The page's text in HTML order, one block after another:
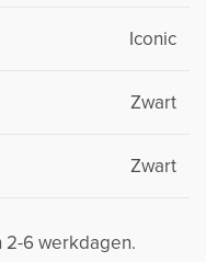
Iconic
Zwart
Zwart
2-6 werkdagen.